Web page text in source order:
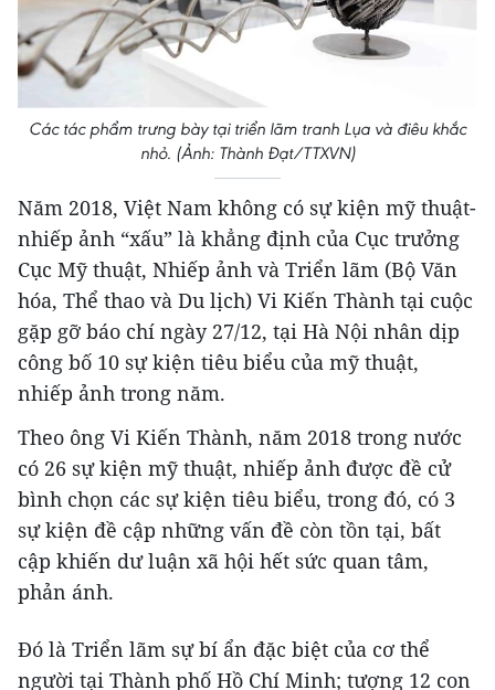
Các tác phẩm trưng bày tại triển lãm tranh Lụa và điêu khắc
nhỏ. (Ảnh: Thành Đạt/TTXVN)
Năm 2018, Việt Nam không có sự kiện mỹ thuật-
nhiếp ảnh “xấu” là khẳng định của Cục trưởng
Cục Mỹ thuật, Nhiếp ảnh và Triển lãm (Bộ Văn
hóa, Thể thao và Du lịch) Vi Kiến Thành tại cuộc
gặp gỡ báo chí ngày 27/12, tại Hà Nội nhân dịp
công bố 10 sự kiện tiêu biểu của mỹ thuật,
nhiếp ảnh trong năm.
Theo ông Vi Kiến Thành, năm 2018 trong nước
có 26 sự kiện mỹ thuật, nhiếp ảnh được đề cử
bình chọn các sự kiện tiêu biểu, trong đó, có 3
sự kiện đề cập những vấn đề còn tồn tại, bất
cập khiến dư luận xã hội hết sức quan tâm,
phản ánh.
Đó là Triển lãm sự bí ẩn đặc biệt của cơ thể
người tại Thành phố Hồ Chí Minh; tượng 12 con